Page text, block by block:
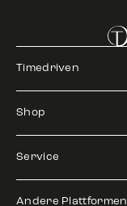
Timedriven
Shop
Service
Andere Plattformen